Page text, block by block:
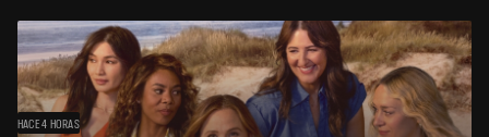
HACE 4 HORAS